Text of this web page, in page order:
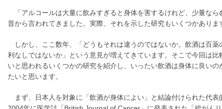
「アルコールは大量に飲みすぎると身体を害するけれど、少量なら
昔から言われてきました。実際、それを示した研究もいくつかありま
しかし、ここ数年、「どうもそれは違うのではないか。飲酒は百薬
利なしではないか」という意見が増えてきています。そこで今回は
いと思われるいくつかの研究を紹介し、いったい飲酒は身体に良い
たいと思います。
まず、日本人を対象に「飲酒が身体によい」と結論付けられた代表